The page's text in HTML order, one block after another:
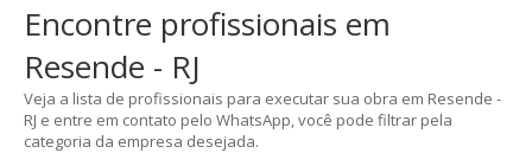
Encontre profissionais em
Resende - RJ
Veja a lista de profissionais para executar sua obra em Resende -
RJ e entre em contato pelo WhatsApp, você pode filtrar pela
categoria da empresa desejada.